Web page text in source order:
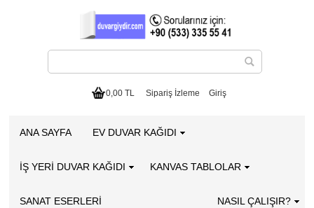
0,00 TL Sipariş İzleme Giriş
ANA SAYFA EV DUVAR KAĞIDI
İŞ YERİ DUVAR KAĞIDI KANVAS TABLOLAR
SANAT ESERLERI NASIL ÇALIŞIR?